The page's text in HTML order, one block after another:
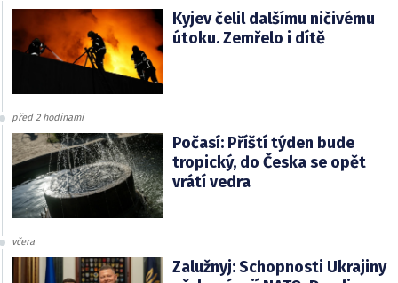
Kyjev čelil dalšímu ničivému
útoku. Zemřelo i dítě
před 2 hodinami
Počasí: Příští týden bude
tropický, do Česka se opět
vrátí vedra
včera
Zalužnyj: Schopnosti Ukrajiny